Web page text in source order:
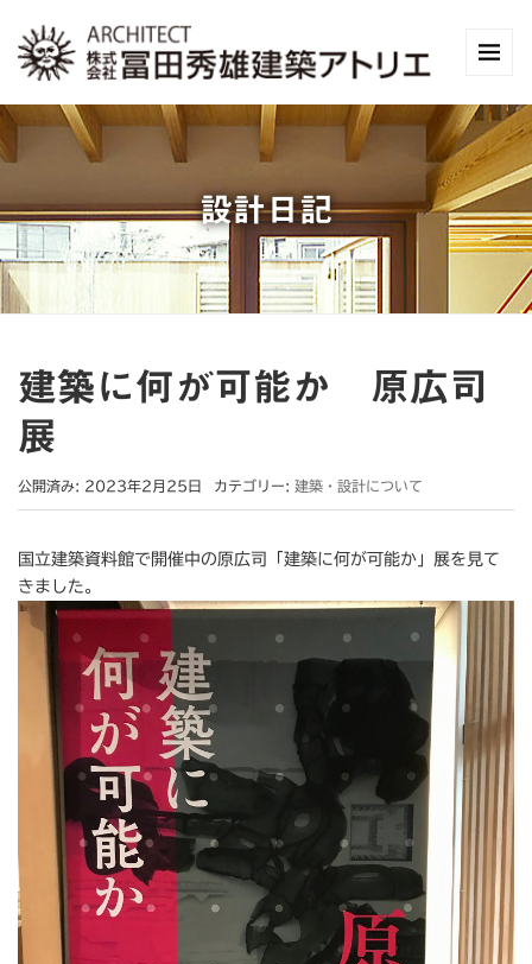
設計日記
建築に何が可能か 原広司
展
公開済み: 2023年2月25日 カテゴリー: 建築・設計について
国立建築資料館で開催中の原広司「建築に何が可能か」展を見て
きました。